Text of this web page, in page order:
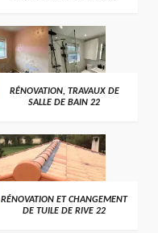
RÉNOVATION, TRAVAUX DE
SALLE DE BAIN 22
RÉNOVATION ET CHANGEMENT
DE TUILE DE RIVE 22